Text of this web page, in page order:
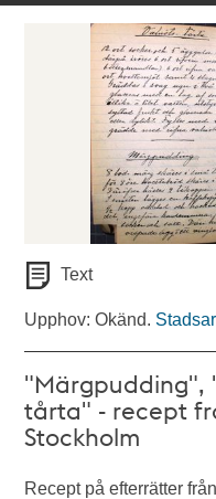
Text
Upphov: Okänd.
"Märgpudding",
tårta" - recept
Stockholm
Recept på efterrätter